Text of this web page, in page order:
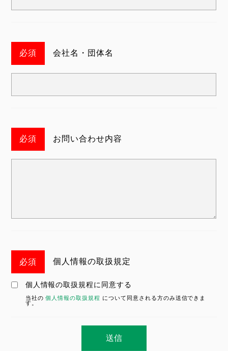
会社名・団体名
お問い合わせ内容
個人情報の取扱規定
個人情報の取扱規程に同意する
当社の個人情報の取扱規程 について同意される方のみ送信できま
す。